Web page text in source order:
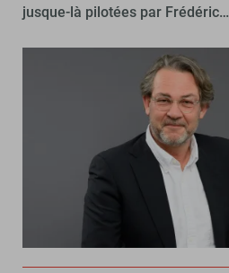
jusque-là pilotées par Frédéric…